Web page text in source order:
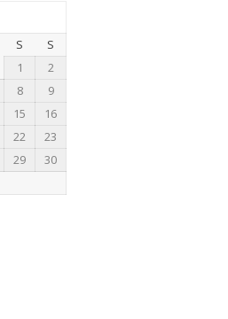
S
S
1
2
8
9
15
16
22
23
29
30